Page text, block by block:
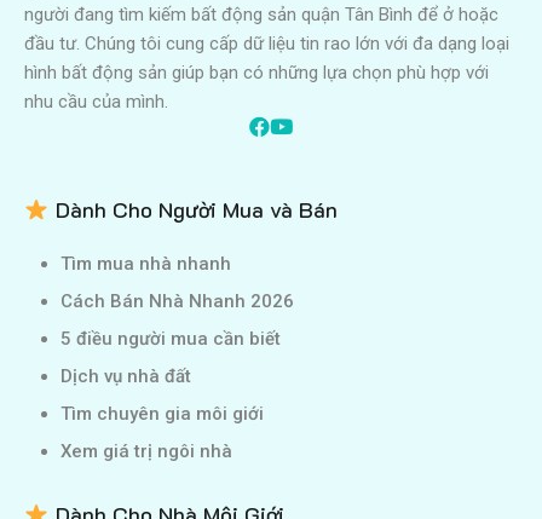
người đang tìm kiếm bất động sản quận Tân Bình để ở hoặc
đầu tư. Chúng tôi cung cấp dữ liệu tin rao lớn với đa dạng loại
hình bất động sản giúp bạn có những lựa chọn phù hợp với
nhu cầu của mình.
Dành Cho Người Mua và Bán
Tìm mua nhà nhanh
Cách Bán Nhà Nhanh 2026
5 điều người mua cần biết
Dịch vụ nhà đất
Tìm chuyên gia môi giới
Xem giá trị ngôi nhà